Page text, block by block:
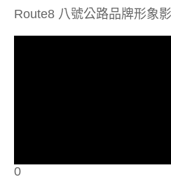
Route8 八號公路品牌形象
0